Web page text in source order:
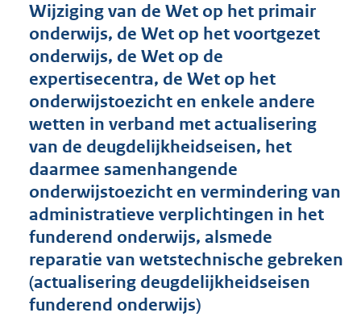
s
g
r
o
o
t
t
:
5
0
K
b
Wijziging van de Wet op het primair
onderwijs, de Wet op het voortgezet
onderwijs, de Wet op de
expertisecentra, de Wet op het
onderwijstoezicht en enkele andere
wetten in verband met actualisering
van de deugdelijkheidseisen, het
daarmee samenhangende
onderwijstoezicht en vermindering van
administratieve verplichtingen in het
funderend onderwijs, alsmede
reparatie van wetstechnische gebreken
(actualisering deugdelijkheidseisen
funderend onderwijs)